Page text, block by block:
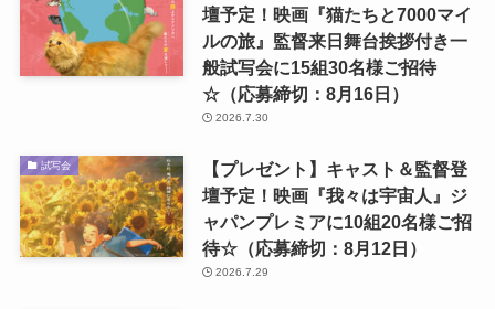
壇予定！映画『猫たちと7000マイ
ルの旅』監督来日舞台挨拶付き一
般試写会に15組30名様ご招待
☆（応募締切：8月16日）
2026.7.30
試写会
【プレゼント】キャスト＆監督登
壇予定！映画『我々は宇宙人』ジ
ャパンプレミアに10組20名様ご招
待☆（応募締切：8月12日）
2026.7.29